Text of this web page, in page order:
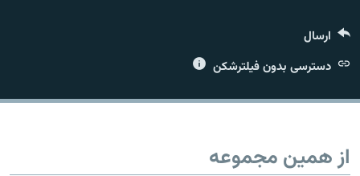
زبان‌های دیگر
ارسال
دسترسی بدون فیلترشکن
از همین مجموعه